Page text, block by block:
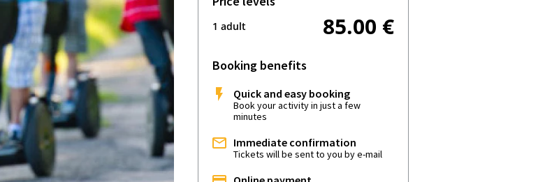
1 adult 85.00 €
Booking benefits
Quick and easy booking
Book your activity in just a few
minutes
Immediate confirmation
Tickets will be sent to you by e-mail